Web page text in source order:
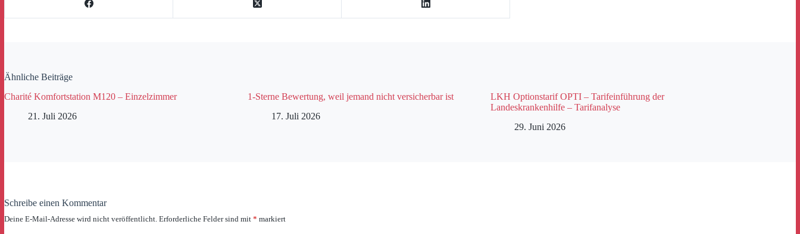
Ähnliche Beiträge
Charité Komfortstation M120 – Einzelzimmer
21. Juli 2026
1-Sterne Bewertung, weil jemand nicht versicherbar ist
17. Juli 2026
LKH Optionstarif OPTI – Tarifeinführung der
Landeskrankenhilfe – Tarifanalyse
29. Juni 2026
Schreibe einen Kommentar
Deine E-Mail-Adresse wird nicht veröffentlicht. Erforderliche Felder sind mit * markiert